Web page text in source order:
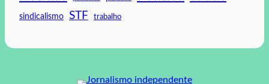
sindicalismo STF trabalho